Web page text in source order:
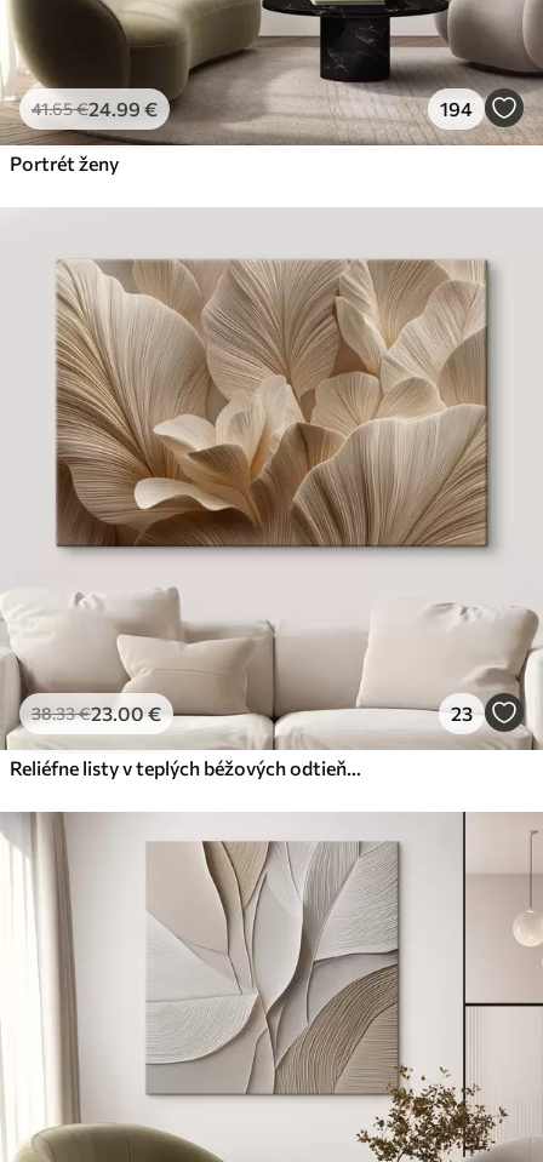
41.65€24.99 € 194
Portrét ženy
38.33€23.00€ 23
Reliéfne listy v teplých béžových odtieňoch